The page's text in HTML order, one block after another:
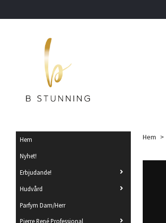
Hem
Nyhet!
Erbjudande!
Hudvård
Parfym Dam/Herr
Pierre René Professional
Hem